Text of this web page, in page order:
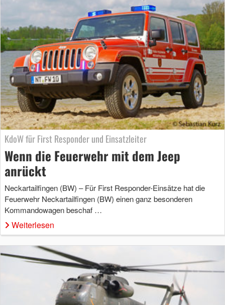
KdoW für First Responder und Einsatzleiter
Wenn die Feuerwehr mit dem Jeep
anrückt
Neckartailfingen (BW) – Für First Responder-Einsätze hat die
Feuerwehr Neckartailfingen (BW) einen ganz besonderen
Kommandowagen beschaf …
Weiterlesen